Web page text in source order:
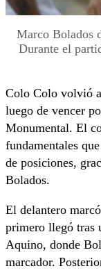
Marco Bolados
Durante el
Colo Colo volvió
luego de vencer
Monumental. El
fundamentales
de posiciones,
Bolados.
El delantero
primero llegó tras
Aquino, donde
marcador.